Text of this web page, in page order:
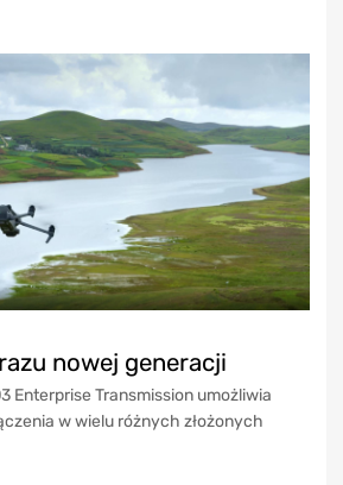
nowej generacji
Enterprise Transmission umożliwia
w wielu różnych złożonych